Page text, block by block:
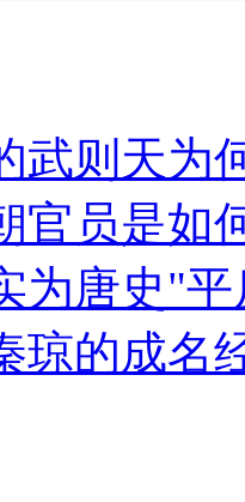
武则天为
官员是如
为唐史"
琼的成名